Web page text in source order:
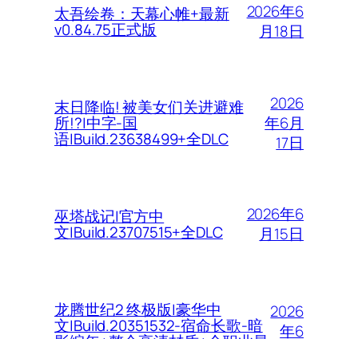
太吾绘卷：天幕心帷+最新
v0.84.75正式版
2026年6
月18日
末日降临! 被美女们关进避难
所!?|中字-国
语|Build.23638499+全DLC
2026
年6月
17日
巫塔战记|官方中
文|Build.23707515+全DLC
2026年6
月15日
龙腾世纪2 终极版|豪华中
文|Build.20351532-宿命长歌-暗
2026
年6